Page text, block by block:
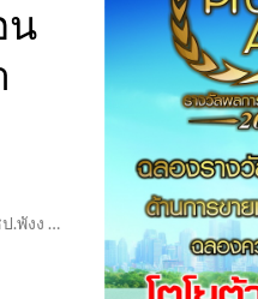
น
.พังง …